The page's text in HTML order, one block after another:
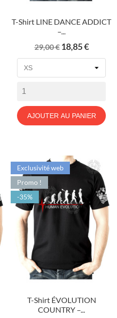
T-Shirt LINE DANCE ADDICT
–...
Prix
de
29,00 € Prix
18,85 €
AJOUTER AU PANIER
T-Shirt ÉVOLUTION
COUNTRY –...
Exclusivité web
Promo !
-35%